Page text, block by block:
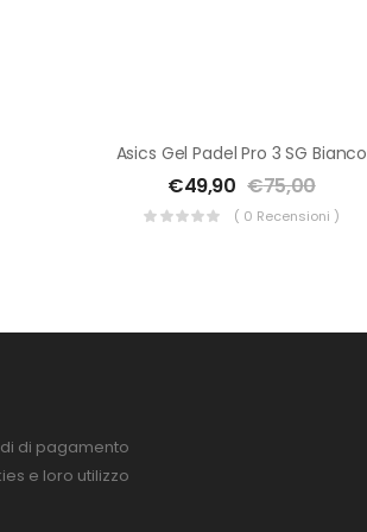
Asics Gel Padel Pro 3 SG Bianco
€49,90 €75,00
( 0 Recensioni )
di pagamento
e loro utilizzo